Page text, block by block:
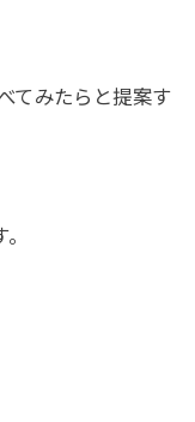
てみたらと提案す